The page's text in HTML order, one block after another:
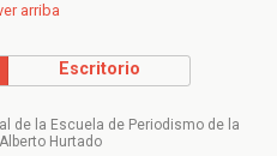
arriba
Escritorio
de la Escuela de Periodismo de la
Hurtado